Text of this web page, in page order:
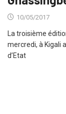
10/05/2017
La troisième
mercredi, à Kigali
d’Etat